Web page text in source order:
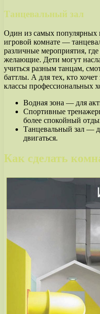
Танцевальный зал
Один из самых популярных
игровой комнате —
различные мероприятия,
желающие. Дети могут
учиться разным танцам,
баттлы. А для тех, кто хочет
классы профессиональных
Водная зона — для
Спортивные
более спокойный
Танцевальный зал —
двигаться.
Как сделать